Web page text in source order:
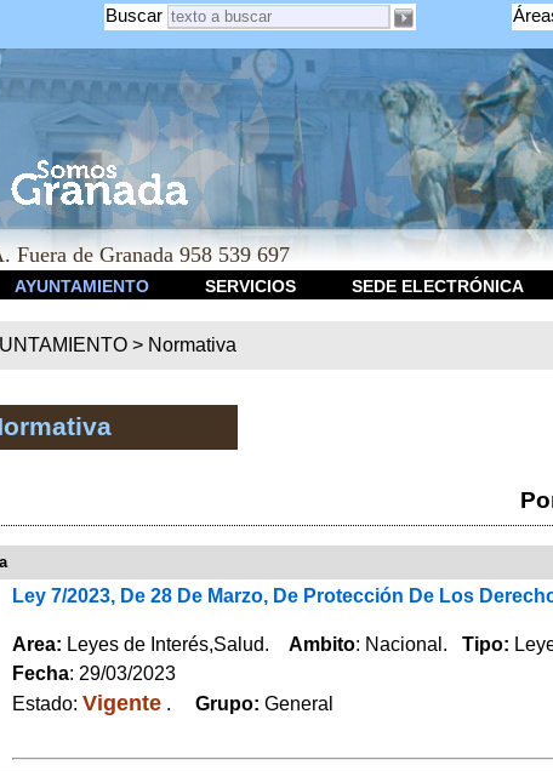
Buscar
de Granada 958 539 697
AYUNTAMIENTO SERVICIOS SEDE ELECTRÓNICA
> Normativa
Ley 7/2023, De 28 De Marzo, De Protección De Los
Area: Leyes de Interés,Salud. Ambito: Nacional. Tipo:
Fecha: 29/03/2023
Estado: Vigente. Grupo: General